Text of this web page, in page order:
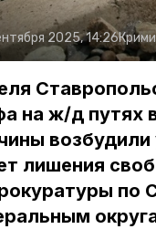
2025, 14:26
на ж/д путях
возбудили
лишения